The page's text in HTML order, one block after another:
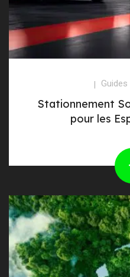
Stationnement
pour les